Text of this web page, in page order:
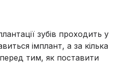
зубів проходить у
імплант, а за кілька
тим, як поставити